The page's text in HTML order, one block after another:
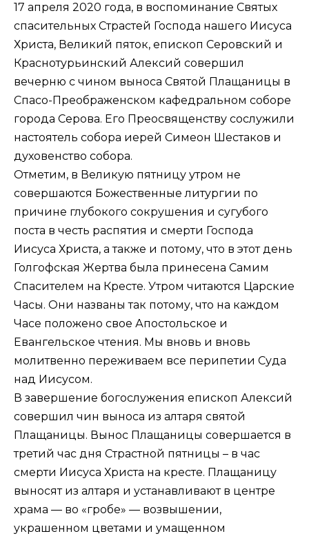
17 апреля 2020 года, в воспоминание Святых
спасительных Страстей Господа нашего Иисуса
Христа, Великий пяток, епископ Серовский и
Краснотурьинский Алексий совершил
вечерню с чином выноса Святой Плащаницы в
Спасо-Преображенском кафедральном соборе
города Серова. Его Преосвященству сослужили
настоятель собора иерей Симеон Шестаков и
духовенство собора.
Отметим, в Великую пятницу утром не
совершаются Божественные литургии по
причине глубокого сокрушения и сугубого
поста в честь распятия и смерти Господа
Иисуса Христа, а также и потому, что в этот день
Голгофская Жертва была принесена Самим
Спасителем на Кресте. Утром читаются Царские
Часы. Они названы так потому, что на каждом
Часе положено свое Апостольское и
Евангельское чтения. Мы вновь и вновь
молитвенно переживаем все перипетии Суда
над Иисусом.
В завершение богослужения епископ Алексий
совершил чин выноса из алтаря святой
Плащаницы. Вынос Плащаницы совершается в
третий час дня Страстной пятницы – в час
смерти Иисуса Христа на кресте. Плащаницу
выносят из алтаря и устанавливают в центре
храма — во «гробе» — возвышении,
украшенном цветами и умащенном